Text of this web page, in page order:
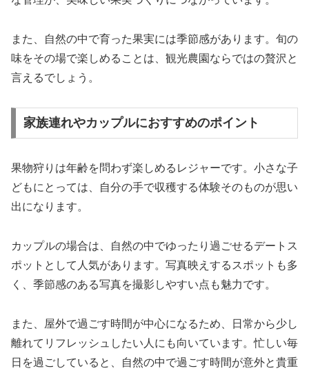
また、自然の中で育った果実には季節感があります。旬の
味をその場で楽しめることは、観光農園ならではの贅沢と
言えるでしょう。
家族連れやカップルにおすすめのポイント
果物狩りは年齢を問わず楽しめるレジャーです。小さな子
どもにとっては、自分の手で収穫する体験そのものが思い
出になります。
カップルの場合は、自然の中でゆったり過ごせるデートス
ポットとして人気があります。写真映えするスポットも多
く、季節感のある写真を撮影しやすい点も魅力です。
また、屋外で過ごす時間が中心になるため、日常から少し
離れてリフレッシュしたい人にも向いています。忙しい毎
日を過ごしていると、自然の中で過ごす時間が意外と貴重